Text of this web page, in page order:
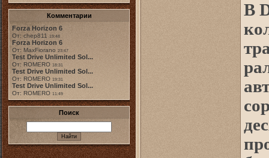
Комментарии
Forza Horizon 6
От: chep811 19:48
Forza Horizon 6
От: MaxFiorano 23:47
Test Drive Unlimited Sol...
От: ROMERO 18:31
Test Drive Unlimited Sol...
От: ROMERO 19:31
Test Drive Unlimited Sol...
От: ROMERO 11:49
Поиск
В